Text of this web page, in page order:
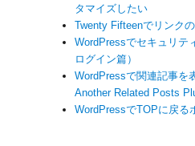
タマイズしたい
Twenty Fifteenでリンク
WordPressでセキュリテ
ログイン篇）
WordPressで関連記事を
Another Related Posts
WordPressでTOPに戻る